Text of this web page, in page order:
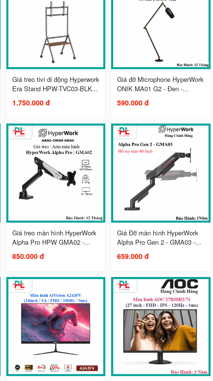
Giá treo tivi di động Hyperwork
Era Stand HPW-TVC03-BLK...
1.750.000 đ
Giá đỡ Microphone HyperWork
ONIK MA01 G2 - Đen -...
590.000 đ
Giá treo màn hình HyperWork
Alpha Pro HPW GMA02 -...
850.000 đ
Giá Đỡ màn hình HyperWork
Alpha Pro Gen 2 - GMA03 -...
659.000 đ